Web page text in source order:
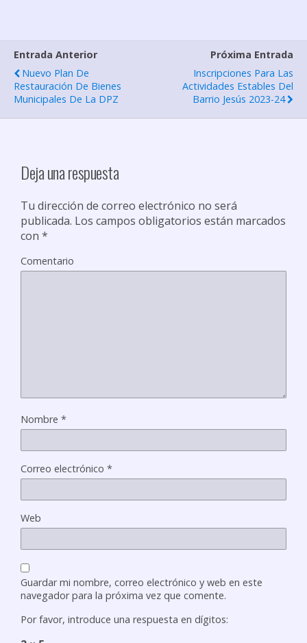
a
r
t
Entrada Anterior
Nuevo Plan De
Restauración De Bienes
Municipales De La DPZ
Próxima Entrada
Inscripciones Para Las
Actividades Estables Del
Barrio Jesús 2023-24
Deja una respuesta
Tu dirección de correo electrónico no será
publicada. Los campos obligatorios están marcados
con *
Comentario
Nombre *
Correo electrónico *
Web
Guardar mi nombre, correo electrónico y web en este
navegador para la próxima vez que comente.
Por favor, introduce una respuesta en dígitos: